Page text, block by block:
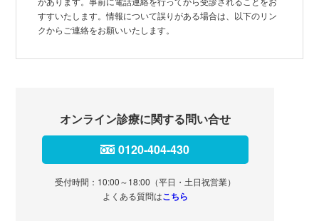
すすいたします。情報について誤りがある場合は、以下のリン
クからご連絡をお願いいたします。
オンライン診療に関する問い合せ
0120-404-430
受付時間：10:00～18:00（平日・土日祝営業）
よくある質問はこちら